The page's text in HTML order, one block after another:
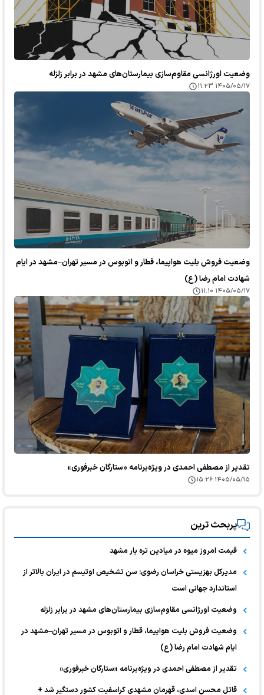
وضعیت اورژانسی مقاوم‌سازی بیمارستان‌های مشهد در برابر زلزله
۱۴۰۵/۰۵/۱۷ ۱۱:۲۳
وضعیت فروش بلیت هواپیما، قطار و اتوبوس در مسیر تهران–مشهد در ایام
شهادت امام رضا (ع)
۱۴۰۵/۰۵/۱۷ ۱۱:۱۰
تقدیر از مصطفی احمدی در ویژه‌برنامه «ستارگان خبرفوری»
۱۴۰۵/۰۵/۱۵ ۱۵:۲۶
پربحث ترین
قیمت امروز میوه در میادین تره بار مشهد
مدیرکل بهزیستی خراسان رضوی: سن تشخیص اوتیسم در ایران بالاتر از
استاندارد جهانی است
وضعیت اورژانسی مقاوم‌سازی بیمارستان‌های مشهد در برابر زلزله
وضعیت فروش بلیت هواپیما، قطار و اتوبوس در مسیر تهران–مشهد در
ایام شهادت امام رضا (ع)
تقدیر از مصطفی احمدی در ویژه‌برنامه «ستارگان خبرفوری»
قاتل محسن اسدی، قهرمان مشهدی کراسفیت کشور دستگیر شد +